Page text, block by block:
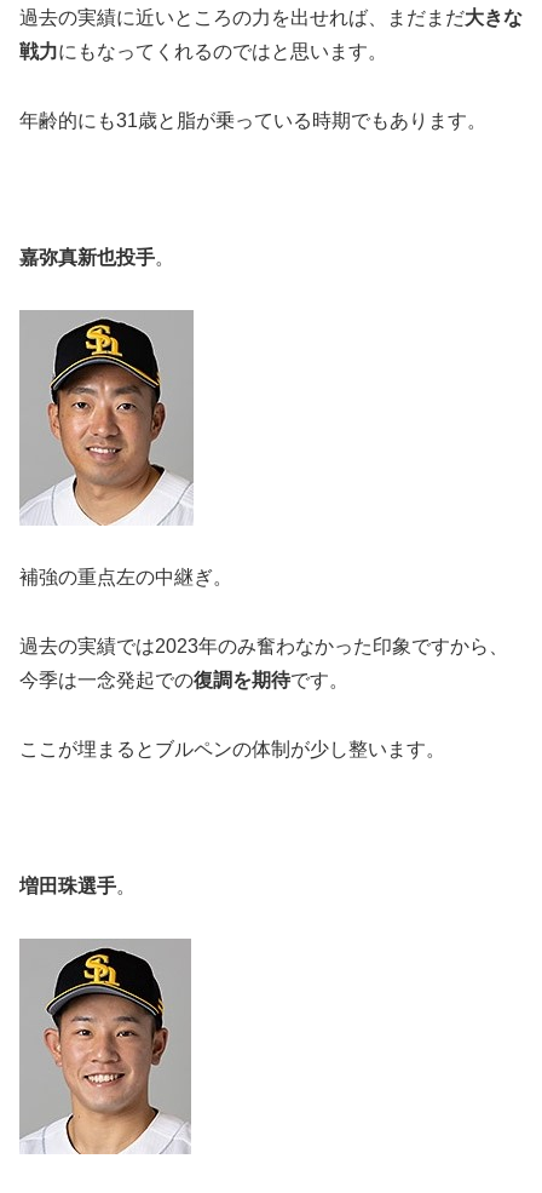
過去の実績に近いところの力を出せれば、まだまだ大きな
戦力にもなってくれるのではと思います。
年齢的にも31歳と脂が乗っている時期でもあります。
嘉弥真新也投手。
補強の重点左の中継ぎ。
過去の実績では2023年のみ奮わなかった印象ですから、
今季は一念発起での復調を期待です。
ここが埋まるとブルペンの体制が少し整います。
増田珠選手。